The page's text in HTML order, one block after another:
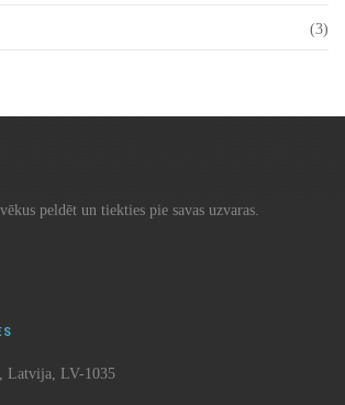
(3)
peldēt un tiekties pie savas uzvaras.
Latvija, LV-1035